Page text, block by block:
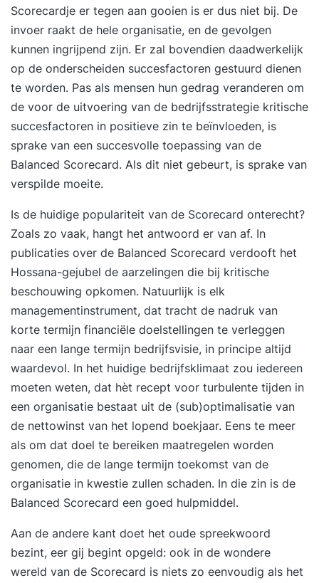
Scorecardje er tegen aan gooien is er dus niet bij. De
invoer raakt de hele organisatie, en de gevolgen
kunnen ingrijpend zijn. Er zal bovendien daadwerkelijk
op de onderscheiden succesfactoren gestuurd dienen
te worden. Pas als mensen hun gedrag veranderen om
de voor de uitvoering van de bedrijfsstrategie kritische
succesfactoren in positieve zin te beïnvloeden, is
sprake van een succesvolle toepassing van de
Balanced Scorecard. Als dit niet gebeurt, is sprake van
verspilde moeite.
Is de huidige populariteit van de Scorecard onterecht?
Zoals zo vaak, hangt het antwoord er van af. In
publicaties over de Balanced Scorecard verdooft het
Hossana-gejubel de aarzelingen die bij kritische
beschouwing opkomen. Natuurlijk is elk
managementinstrument, dat tracht de nadruk van
korte termijn financiële doelstellingen te verleggen
naar een lange termijn bedrijfsvisie, in principe altijd
waardevol. In het huidige bedrijfsklimaat zou iedereen
moeten weten, dat hèt recept voor turbulente tijden in
een organisatie bestaat uit de (sub)optimalisatie van
de nettowinst van het lopend boekjaar. Eens te meer
als om dat doel te bereiken maatregelen worden
genomen, die de lange termijn toekomst van de
organisatie in kwestie zullen schaden. In die zin is de
Balanced Scorecard een goed hulpmiddel.
Aan de andere kant doet het oude spreekwoord
bezint, eer gij begint opgeld: ook in de wondere
wereld van de Scorecard is niets zo eenvoudig als het